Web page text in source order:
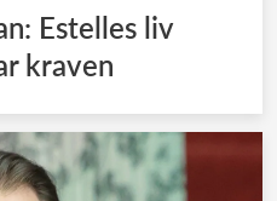
Estelles liv
kraven